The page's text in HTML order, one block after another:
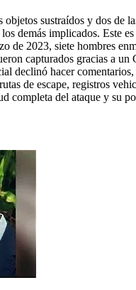
sustraídos y dos de
demás implicados. Este
de 2023, siete hombres
capturados gracias a un
declinó hacer
de escape, registros
completa del ataque y su